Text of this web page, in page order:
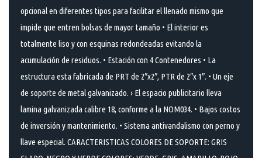
opcional en diferentes tipos para facilitar el llenado mismo que
impide que entren bolsas de mayor tamaño • El interior es
totalmente liso y con esquinas redondeadas evitando la
acumulación de residuos. • Estación con 4 Contenedores • La
estructura esta fabricada de PRT de 2″x2″, PTR de 2″x 1″. • Un eje
de soporte de metal galvanizado. › El espacio publicitario lleva
lamina galvanizada calibre 18, conforme a la NOM034. • Bajos costos
de inversión y mantenimiento. • Sistema antivandalismo con perno y
llave especial. CARACTERISTICAS COLORES DE SOPORTE: GRIS